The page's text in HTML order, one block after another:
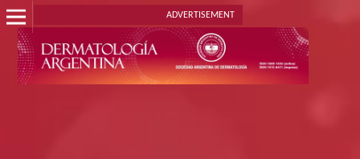
ADVERTISEMENT